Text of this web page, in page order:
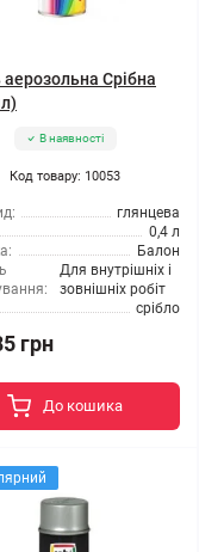
Срібна
В наявності
Код товару: 10053
глянцева
0,4 л
Балон
Для внутрішніх і
зовнішніх робіт
срібло
грн
До кошика